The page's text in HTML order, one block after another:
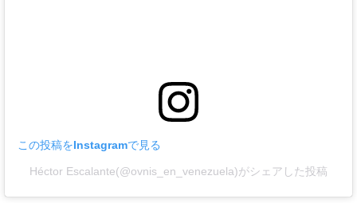
この投稿をInstagramで見る
Héctor Escalante(@ovnis_en_venezuela)がシェアした投稿